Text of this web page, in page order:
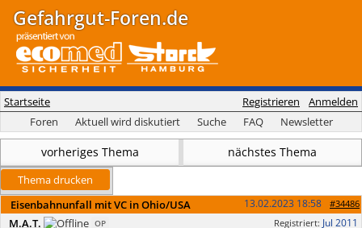
Gefahrgut-Foren.de
Registrieren Anmelden
Startseite
Foren
Aktuell wird diskutiert Suche FAQ Newsletter
vorheriges Thema nächstes Thema
Thema drucken
Eisenbahnunfall mit VC in Ohio/USA
#34486
13.02.2023 18:58
Registriert: Jul 2011
M.A.T. OP